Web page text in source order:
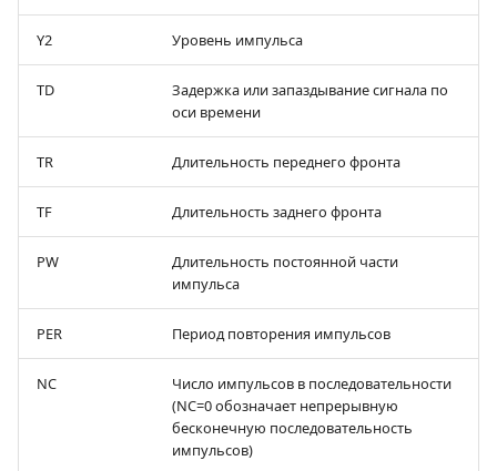
Y2 Уровень импульса
TD
Задержка или запаздывание сигнала по
оси времени
TR Длительность переднего фронта
TF Длительность заднего фронта
PW
Длительность постоянной части
импульса
PER Период повторения импульсов
NC
Число импульсов в последовательности
(NC=0 обозначает непрерывную
бесконечную последовательность
импульсов)